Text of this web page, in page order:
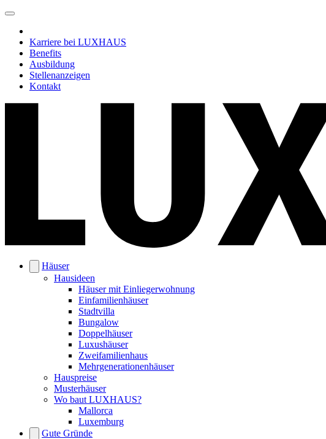
Karriere bei LUXHAUS
Benefits
Ausbildung
Stellenanzeigen
Kontakt
Häuser
Hausideen
Häuser mit Einliegerwohnung
Einfamilienhäuser
Stadtvilla
Bungalow
Doppelhäuser
Luxushäuser
Zweifamilienhaus
Mehrgenerationenhäuser
Hauspreise
Musterhäuser
Wo baut LUXHAUS?
Mallorca
Luxemburg
Gute Gründe